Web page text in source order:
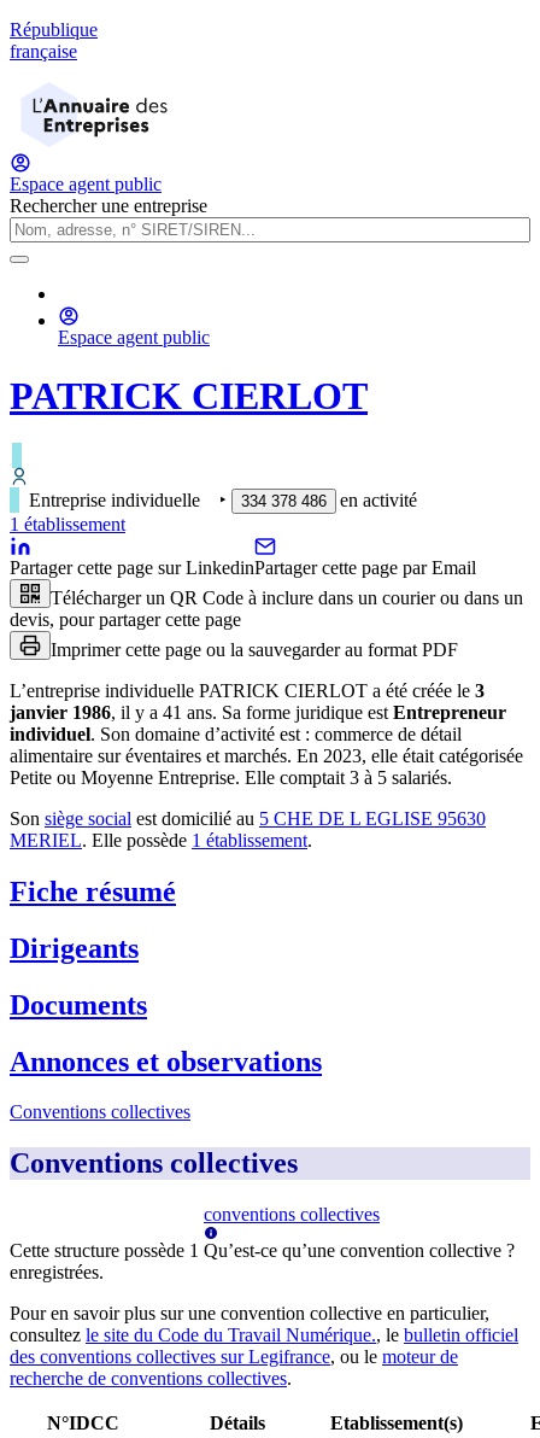
République
française
Espace agent public
Rechercher une entreprise
Espace agent public
PATRICK CIERLOT
Entreprise individuelle ‣ 334 378 486
en activité
1 établissement
Partager cette page sur LinkedinPartager cette page par Email
Télécharger un QR Code à inclure dans un courier ou dans un
devis, pour partager cette page
Imprimer cette page ou la sauvegarder au format PDF
L’entreprise individuelle PATRICK CIERLOT a été créée le 3
janvier 1986, il y a 41 ans. Sa forme juridique est Entrepreneur
individuel. Son domaine d’activité est : commerce de détail
alimentaire sur éventaires et marchés. En 2023, elle était catégorisée
Petite ou Moyenne Entreprise. Elle comptait 3 à 5 salariés.
Son siège social est domicilié au 5 CHE DE L EGLISE 95630
MERIEL. Elle possède 1 établissement.
Fiche résumé
Dirigeants
Documents
Annonces et observations
Conventions collectives
Conventions collectives
Cette structure possède 1
conventions collectives
Qu’est-ce qu’une convention collective ?
enregistrées.
Pour en savoir plus sur une convention collective en particulier,
consultez le site du Code du Travail Numérique., le bulletin officiel
des conventions collectives sur Legifrance, ou le moteur de
recherche de conventions collectives.
N°IDCC Détails Etablissement(s)